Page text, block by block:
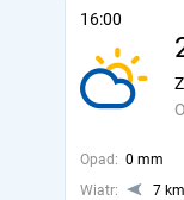
16:00
Opad: 0 mm
Wiatr:
7